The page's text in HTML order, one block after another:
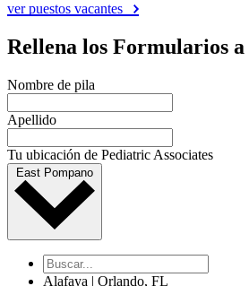
ver puestos vacantes
Rellena los Formularios
Nombre de pila
Apellido
Tu ubicación de Pediatric Associates
East Pompano
Alafaya | Orlando, FL